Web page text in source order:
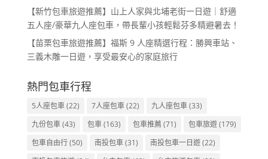
【新竹包車旅遊推薦】山上人家與北埔老街一日遊｜舒適
五人座/豪華九人座包車，帶長輩小孩輕鬆芬多精避暑去！
【苗栗包車旅遊推薦】福斯 9 人座精選行程：勝興車站、
三義木雕一日遊，享受最安心的家庭旅行
熱門包車行程
5人座包車(22) 7人座包車(22) 九人座包車(33)
九份包車(43) 包車(163) 包車推薦(71) 包車旅遊(179)
包車自由行(50) 南投包車(31) 南投包車一日遊(22)